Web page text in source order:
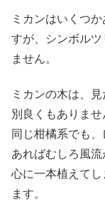
ミカンはいくつ
すが、シンボル
ません。
ミカンの木は、
別良くもありませ
同じ柑橘系でも
あればむしろ風
心に一本植えて
ます。